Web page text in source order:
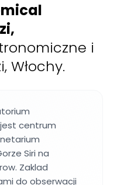
,
i
Włochy.
centrum
Siri na
Zaklad
do obserwacji